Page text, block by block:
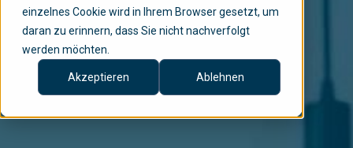
einzelnes Cookie wird in Ihrem Browser gesetzt, um
daran zu erinnern, dass Sie nicht nachverfolgt
werden möchten.
Akzeptieren Ablehnen